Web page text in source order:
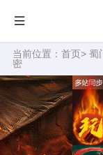
当前位置： 首页> 蜀
密